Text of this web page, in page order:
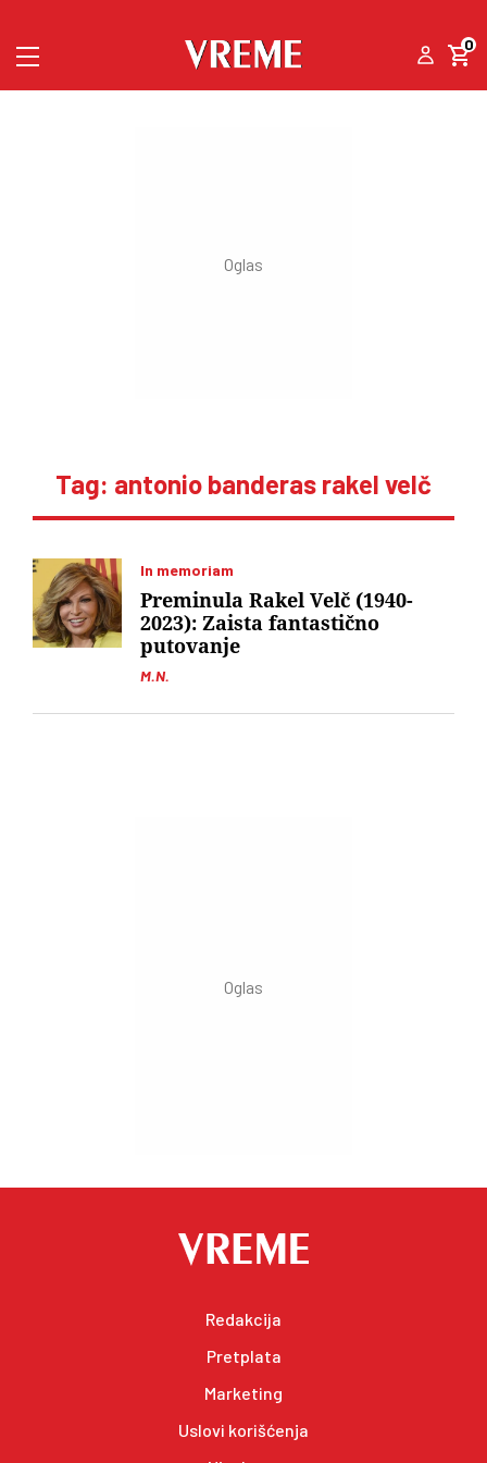
0
Tag: antonio banderas rakel velč
In memoriam
M.N.
Preminula Rakel Velč (1940-
2023): Zaista fantastično
putovanje
Redakcija
Pretplata
Marketing
Uslovi korišćenja